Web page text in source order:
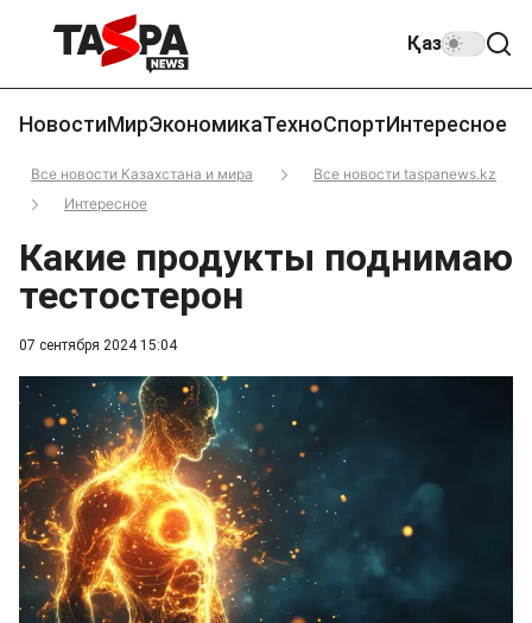
Қаз
НовостиМирЭкономикаТехноСпортИнтересное
Все новости Казахстана и мира
Все новости taspanews.kz
Интересное
07 сентября 2024 15:04
Какие продукты поднимаю
тестостерон